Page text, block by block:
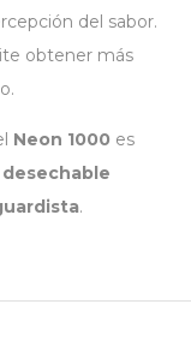
del sabor.
obtener más
Neon 1000 es
.